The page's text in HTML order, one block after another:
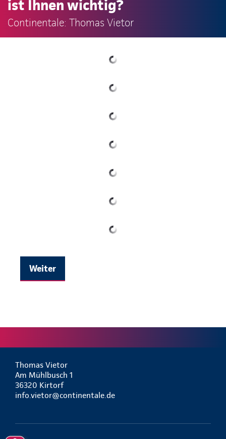
ist Ihnen wichtig?
Continentale: Thomas Vietor
Weiter
Thomas Vietor
Am Mühlbusch 1
36320 Kirtorf
info.vietor@continentale.de